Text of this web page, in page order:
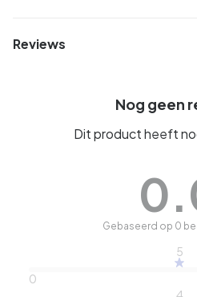
Reviews
Nog geen
Dit product heeft
Gebaseerd op 0
5
0